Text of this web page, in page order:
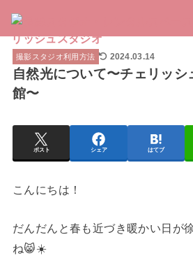
撮影スタジオ利用方法 2024.03.14
自然光について〜チェリッシ
館〜
ポスト シェア はてブ
こんにちは！
だんだんと春も近づき暖かい日が
ね😸☀️